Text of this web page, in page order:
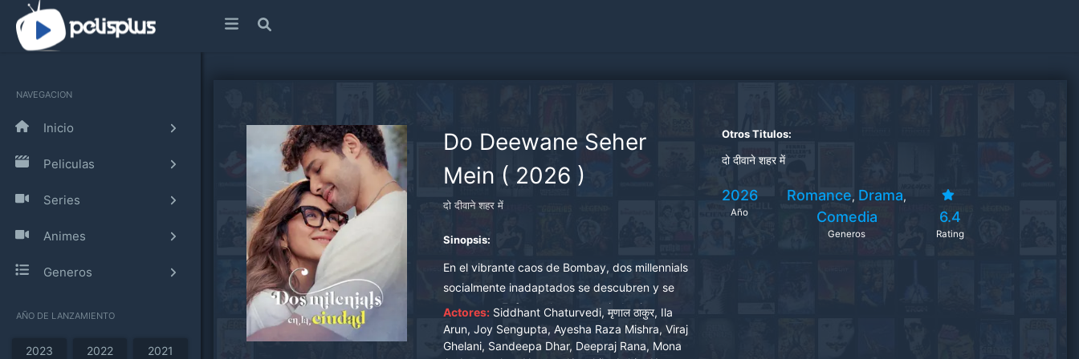
NAVEGACION
Inicio
Peliculas
Series
Animes
Generos
AÑO DE LANZAMIENTO
2023 2022 2021
Do Deewane Seher
Mein ( 2026 )
दो दीवाने शहर में
Sinopsis:
En el vibrante caos de Bombay, dos millennials
socialmente inadaptados se descubren y se
enamoran. Enfrentados a sus miedos internos y
a las agobiantes expectativas de la sociedad,
se embarcan en una escapada emocional y
Actores: Siddhant Chaturvedi, मृणाल ठाकुर, Ila
Arun, Joy Sengupta, Ayesha Raza Mishra, Viraj
Ghelani, Sandeepa Dhar, Deepraj Rana, Mona
Otros Titulos:
दो दीवाने शहर में
2026
Año
Romance, Drama,
Comedia
Generos
6.4
Rating